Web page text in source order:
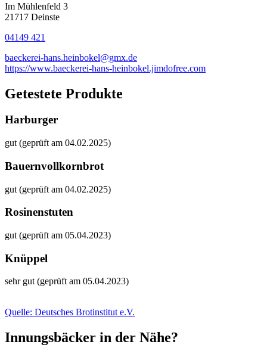
Im Mühlenfeld 3
21717 Deinste
04149 421
baeckerei-hans.heinbokel@gmx.de
https://www.baeckerei-hans-heinbokel.jimdofree.com
Getestete Produkte
Harburger
gut (geprüft am 04.02.2025)
Bauernvollkornbrot
gut (geprüft am 04.02.2025)
Rosinenstuten
gut (geprüft am 05.04.2023)
Knüppel
sehr gut (geprüft am 05.04.2023)
Quelle: Deutsches Brotinstitut e.V.
Innungsbäcker in der Nähe?